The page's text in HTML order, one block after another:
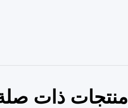
منتجات ذات